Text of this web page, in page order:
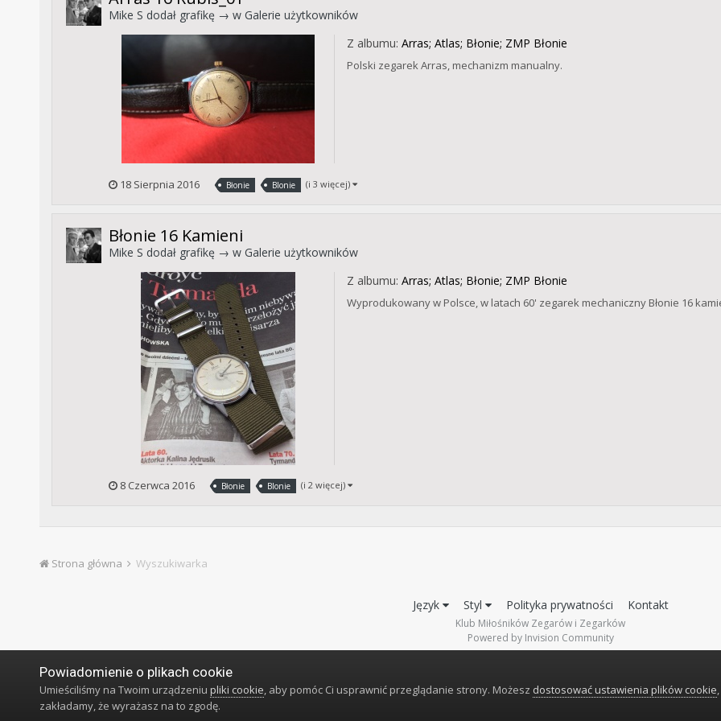
Mike S dodał grafikę → w Galerie użytkowników
Z albumu: Arras; Atlas; Błonie; ZMP Błonie
Polski zegarek Arras, mechanizm manualny.
18 Sierpnia 2016 Błonie Blonie (i 3 więcej)
Błonie 16 Kamieni
Mike S dodał grafikę → w Galerie użytkowników
Z albumu: Arras; Atlas; Błonie; ZMP Błonie
Wyprodukowany w Polsce, w latach 60' zegarek mechaniczny Błonie 16
8 Czerwca 2016 Błonie Blonie (i 2 więcej)
Strona główna Wyszukiwarka
Język Styl Polityka prywatności Kontakt
Klub Miłośników Zegarów i Zegarków
Powered by Invision Community
Powiadomienie o plikach cookie
Umieściliśmy na Twoim urządzeniu pliki cookie, aby pomóc Ci usprawnić przeglądanie strony. Możesz dostosować ustawienia plików cookie
zakładamy, że wyrażasz na to zgodę.